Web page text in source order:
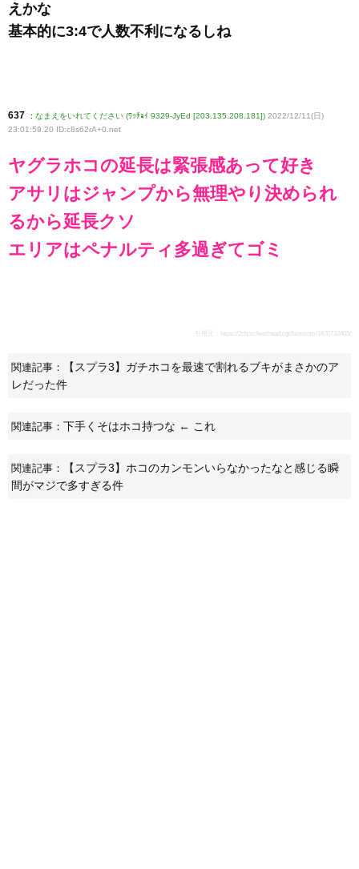
えかな
基本的に3:4で人数不利になるしね
637 : なまえをいれてください (ﾜｯﾁｮｲ 9329-JyEd [203.135.208.181]) 2022/12/11(日)
23:01:59.20 ID:c8s62rA+0.net
ヤグラホコの延長は緊張感あって好き
アサリはジャンプから無理やり決められ
るから延長クソ
エリアはペナルティ多過ぎてゴミ
引用元： https://2ch.sc/test/read.cgi/famicom/1670732405/
関連記事：
【スプラ3】ガチホコを最速で割れるブキがまさかのア
レだった件
関連記事： 下手くそはホコ持つな ← これ
関連記事：
【スプラ3】ホコのカンモンいらなかったなと感じる瞬
間がマジで多すぎる件